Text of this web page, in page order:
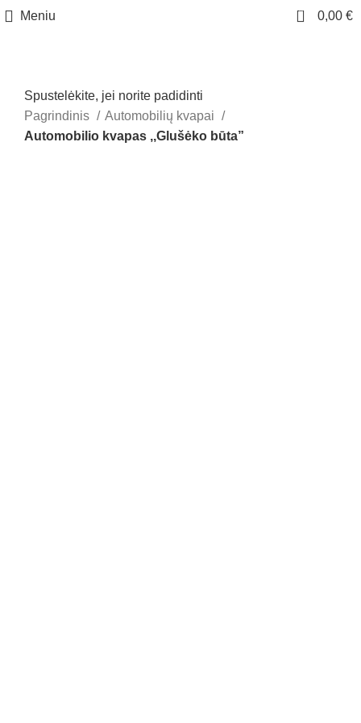
Meniu 0 0,00 €
Spustelėkite, jei norite padidinti
Pagrindinis
Automobilių kvapai
Automobilio kvapas ,,Glušėko būta”